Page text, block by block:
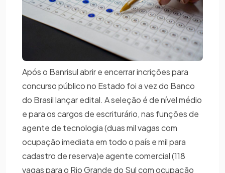
Após o Banrisul abrir e encerrar incrições para
concurso público no Estado foi a vez do Banco
do Brasil lançar edital. A seleção é de nível médio
e para os cargos de escriturário, nas funções de
agente de tecnologia (duas mil vagas com
ocupação imediata em todo o país e mil para
cadastro de reserva)e agente comercial (118
vagas para o Rio Grande do Sul com ocupação